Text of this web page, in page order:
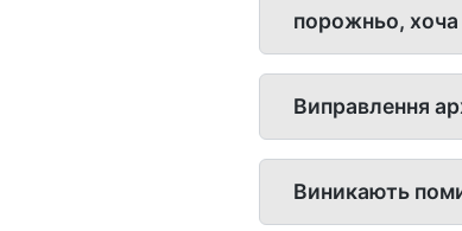
порожньо, хоча
Виправлення
Виникають